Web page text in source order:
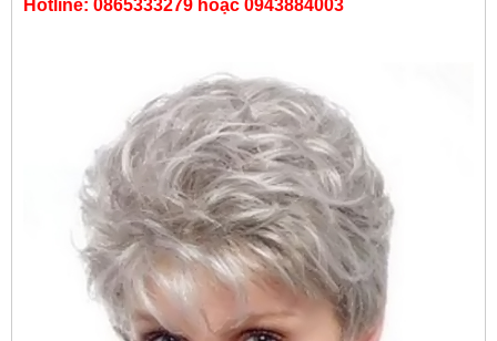
Hotline: 0865333279 hoặc 0943884003